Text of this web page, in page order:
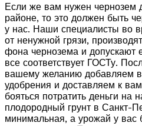
Если же вам нужен чернозем
районе, то это должен быть
у нас. Наши специалисты во
от ненужной грязи,
фона чернозема и допускают
все соответствует ГОСТу.
вашему желанию добавляем в
удобрения и доставляем к
бояться потратить деньги
плодородный грунт в Санкт-
минимальная, а урожай у вас